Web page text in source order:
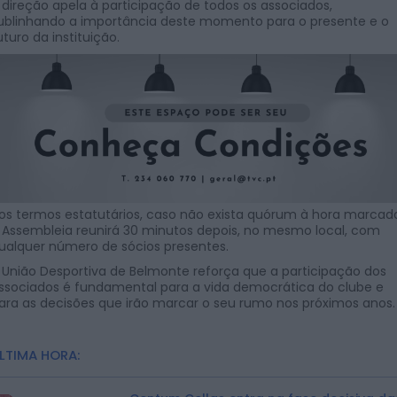
direção apela à participação de todos os associados,
a importância deste momento para o presente e o
da instituição.
termos estatutários, caso não exista quórum à hora
reunirá 30 minutos depois, no mesmo local, com
número de sócios presentes.
União Desportiva de Belmonte reforça que a participação dos
é fundamental para a vida democrática do clube e
as decisões que irão marcar o seu rumo nos próximos anos.
HORA: